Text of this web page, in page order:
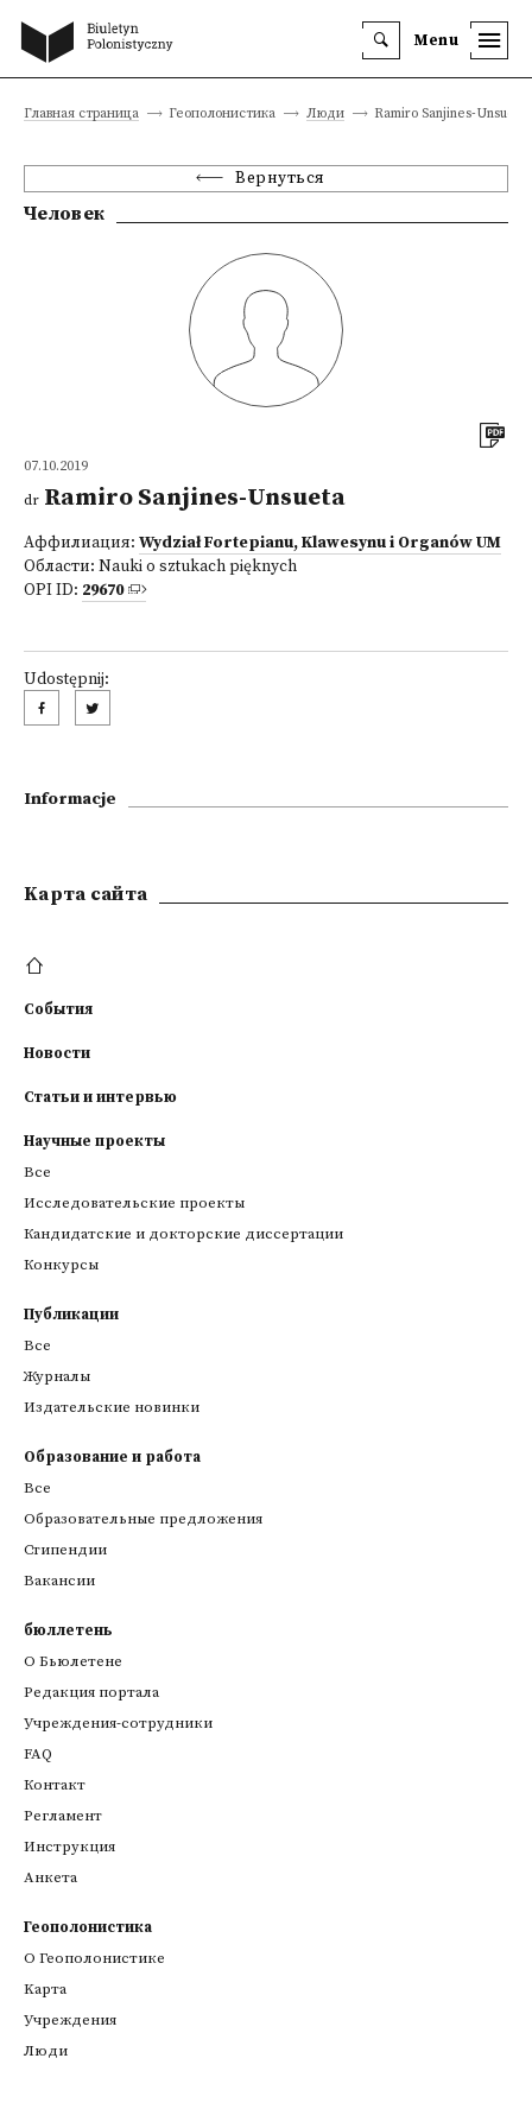
Menu
Главная страница Геополонистика Люди Ramiro Sanjines-Unsueta
Вернуться
Человек
07.10.2019
dr Ramiro Sanjines-Unsueta
Аффилиация: Wydział Fortepianu, Klawesynu i Organów UM
Области: Nauki o sztukach pięknych
OPI ID: 29670
Udostępnij:
Informacje
Kарта сайта
События
Новости
Статьи и интервью
Научные проекты
Все
Исследовательские проекты
Кандидатские и докторские диссертации
Конкурсы
Публикации
Все
Журналы
Издательские новинки
Образование и работа
Все
Образовательные предложения
Стипендии
Вакансии
бюллетень
О Бьюлетене
Редакция портала
Учреждения-сотрудники
FAQ
Контакт
Регламент
Инструкция
Анкета
Геополонистика
О Геополонистике
Kарта
Учреждения
Люди